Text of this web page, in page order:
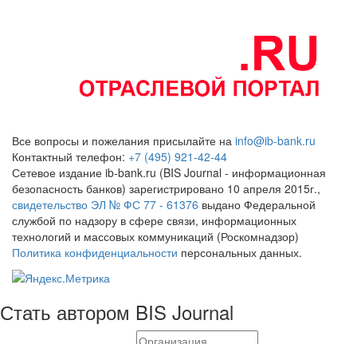
Все вопросы и пожелания присылайте на info@ib-bank.ru
Контактный телефон: +7 (495) 921-42-44
Сетевое издание ib-bank.ru (BIS Journal - информационная
безопасность банков) зарегистрировано 10 апреля 2015г.,
свидетельство ЭЛ № ФС 77 - 61376 выдано Федеральной
службой по надзору в сфере связи, информационных
технологий и массовых коммуникаций (Роскомнадзор)
Политика конфиденциальности персональных данных.
Стать автором BIS Journal